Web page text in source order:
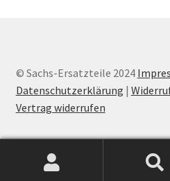
© Sachs-Ersatzteile 2024
Datenschutzerklärung |
Vertrag widerrufen